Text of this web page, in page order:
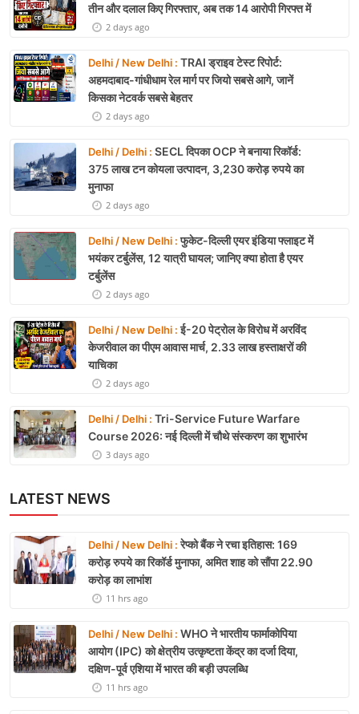
तीन और दलाल किए गिरफ्तार, अब तक 14 आरोपी गिरफ्त में
2 days ago
Delhi / New Delhi : TRAI ड्राइव टेस्ट रिपोर्ट:
अहमदाबाद-गांधीधाम रेल मार्ग पर जियो सबसे आगे, जानें
किसका नेटवर्क सबसे बेहतर
2 days ago
Delhi / Delhi : SECL दिपका OCP ने बनाया रिकॉर्ड:
375 लाख टन कोयला उत्पादन, 3,230 करोड़ रुपये का
मुनाफा
2 days ago
Delhi / New Delhi :फुकेट-दिल्ली एयर इंडिया फ्लाइट में
भयंकर टर्बुलेंस, 12 यात्री घायल; जानिए क्या होता है एयर
टर्बुलेंस
2 days ago
Delhi / New Delhi :ई-20 पेट्रोल के विरोध में अरविंद
केजरीवाल का पीएम आवास मार्च, 2.33 लाख हस्ताक्षरों की
याचिका
2 days ago
Delhi / Delhi : Tri-Service Future Warfare
Course 2026: नई दिल्ली में चौथे संस्करण का शुभारंभ
3 days ago
LATEST NEWS
Delhi / New Delhi :रेप्को बैंक ने रचा इतिहास: 169
करोड़ रुपये का रिकॉर्ड मुनाफा, अमित शाह को सौंपा 22.90
करोड़ का लाभांश
11 hrs ago
Delhi / New Delhi : WHO ने भारतीय फार्माकोपिया
आयोग (IPC) को क्षेत्रीय उत्कृष्टता केंद्र का दर्जा दिया,
दक्षिण-पूर्व एशिया में भारत की बड़ी उपलब्धि
11 hrs ago